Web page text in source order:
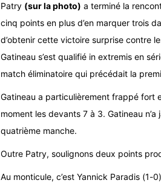
Patry (sur la photo) a terminé la
cinq points en plus d’en marquer trois
d’obtenir cette victoire surprise contre
Gatineau s’est qualifié in extremis en
match éliminatoire qui précédait la
Gatineau a particulièrement frappé fort
moment les devants 7 à 3. Gatineau
quatrième manche.
Outre Patry, soulignons deux points
Au monticule, c’est Yannick Paradis